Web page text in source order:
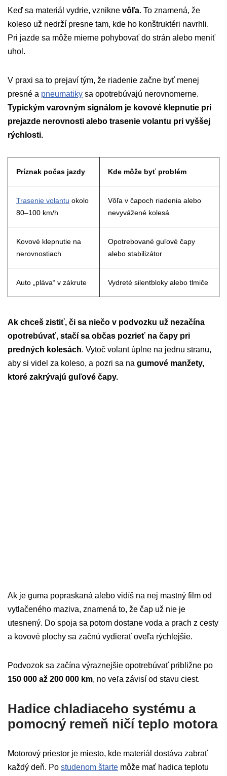
Keď sa materiál vydrie, vznikne vôľa. To znamená, že
koleso už nedrží presne tam, kde ho konštruktéri navrhli.
Pri jazde sa môže mierne pohybovať do strán alebo meniť
uhol.
V praxi sa to prejaví tým, že riadenie začne byť menej
presné a pneumatiky sa opotrebúvajú nerovnomerne.
Typickým varovným signálom je kovové klepnutie pri
prejazde nerovnosti alebo trasenie volantu pri vyššej
rýchlosti.
Príznak počas jazdy Kde môže byť problém
Trasenie volantu okolo
80–100 km/h
Vôľa v čapoch riadenia alebo
nevyvážené kolesá
Kovové klepnutie na
nerovnostiach
Opotrebované guľové čapy
alebo stabilizátor
Auto „pláva“ v zákrute Vydreté silentbloky alebo tlmiče
Ak chceš zistiť, či sa niečo v podvozku už nezačína
opotrebúvať, stačí sa občas pozrieť na čapy pri
predných kolesách. Vytoč volant úplne na jednu stranu,
aby si videl za koleso, a pozri sa na gumové manžety,
ktoré zakrývajú guľové čapy.
Ak je guma popraskaná alebo vidíš na nej mastný film od
vytlačeného maziva, znamená to, že čap už nie je
utesnený. Do spoja sa potom dostane voda a prach z cesty
a kovové plochy sa začnú vydierať oveľa rýchlejšie.
Podvozok sa začína výraznejšie opotrebúvať približne po
150 000 až 200 000 km, no veľa závisí od stavu ciest.
Hadice chladiaceho systému a
pomocný remeň ničí teplo motora
Motorový priestor je miesto, kde materiál dostáva zabrať
každý deň. Po studenom štarte môže mať hadica teplotu